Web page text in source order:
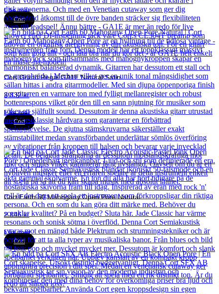
Läs mer
Cort
Cort Grand Regal GA1E Natural Satin
3 832kr
Läs mer
Cort
Cort Earth 60 Mahogany Open Pore Natural
2 846kr
Läs mer
Cort